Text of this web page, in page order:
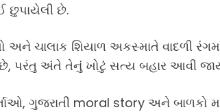
છુપાયેલી છે.
અને ચાલાક શિયાળ અકસ્માતે વાદળી
છે, પરંતુ અંતે તેનું ખોટું સત્ય બહાર આવી
ગુજરાતી moral story અને બાળકો